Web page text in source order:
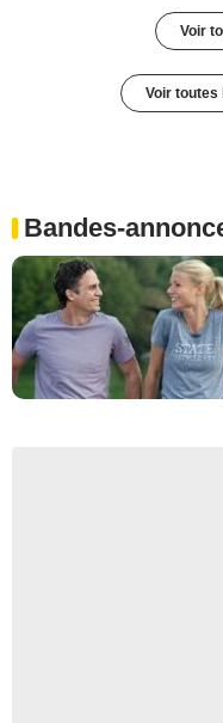
Voir
Voir toutes
Bandes-